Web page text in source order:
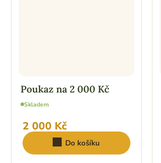
Poukaz na 2 000 Kč
Skladem
2 000 Kč
Do košíku